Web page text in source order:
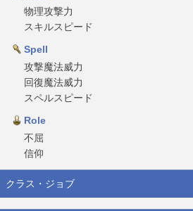
物理攻撃力
スキルスピード
Spell
攻撃魔法威力
回復魔法威力
スペルスピード
Role
不屈
信仰
クラス・ジョブ